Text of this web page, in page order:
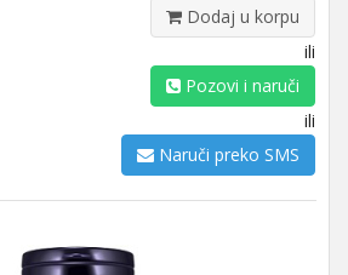
Dodaj u korpu
ili
Pozovi i naruči
ili
Naruči preko SMS